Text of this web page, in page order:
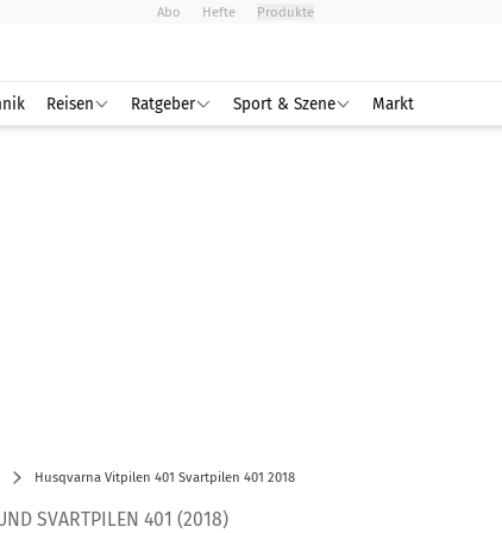
Abo Hefte Produkte
Reisen Ratgeber Sport & Szene Markt
Husqvarna Vitpilen 401 Svartpilen 401 2018
SVARTPILEN 401 (2018)